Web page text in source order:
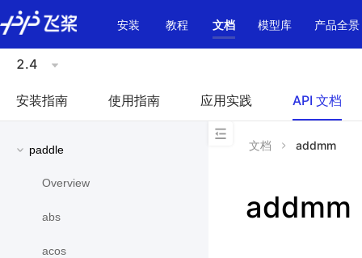
\u200E
安装
教程 文档 模型库 产品全景
2.4
安装指南 使用指南 应用实践 API 文档
paddle
Overview
abs
acos
文档 addmm
addmm